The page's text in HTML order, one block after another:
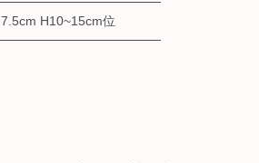
7.5cm H10~15cm位